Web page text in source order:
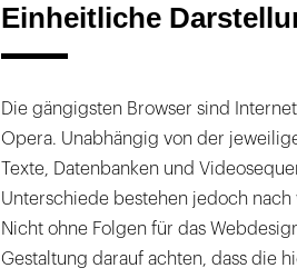
Einheitliche
Die gängigsten Browser sind
Opera. Unabhängig von der
Texte, Datenbanken und
Unterschiede bestehen jedoch
Nicht ohne Folgen für das
Gestaltung darauf achten, dass die